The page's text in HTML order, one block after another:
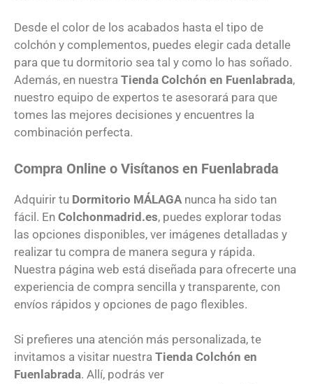
Desde el color de los acabados hasta el tipo de
colchón y complementos, puedes elegir cada detalle
para que tu dormitorio sea tal y como lo has soñado.
Además, en nuestra Tienda Colchón en Fuenlabrada,
nuestro equipo de expertos te asesorará para que
tomes las mejores decisiones y encuentres la
combinación perfecta.
Compra Online o Visítanos en Fuenlabrada
Adquirir tu Dormitorio MÁLAGA nunca ha sido tan
fácil. En Colchonmadrid.es, puedes explorar todas
las opciones disponibles, ver imágenes detalladas y
realizar tu compra de manera segura y rápida.
Nuestra página web está diseñada para ofrecerte una
experiencia de compra sencilla y transparente, con
envíos rápidos y opciones de pago flexibles.
Si prefieres una atención más personalizada, te
invitamos a visitar nuestra Tienda Colchón en
Fuenlabrada. Allí, podrás ver